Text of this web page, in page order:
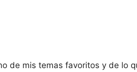
de mis temas favoritos y de lo